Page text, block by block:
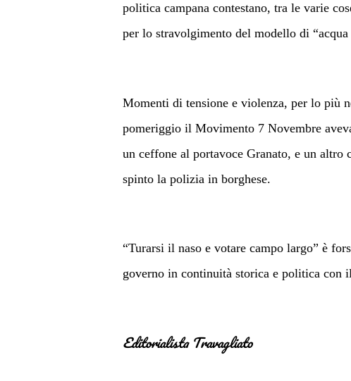
politica campana contestano, tra le varie
per lo stravolgimento del modello di
Momenti di tensione e violenza, per lo più
pomeriggio il Movimento 7 Novembre
un ceffone al portavoce Granato, e un altro
spinto la polizia in borghese.
“Turarsi il naso e votare campo largo” è
governo in continuità storica e politica con
Editorialista Travagliato